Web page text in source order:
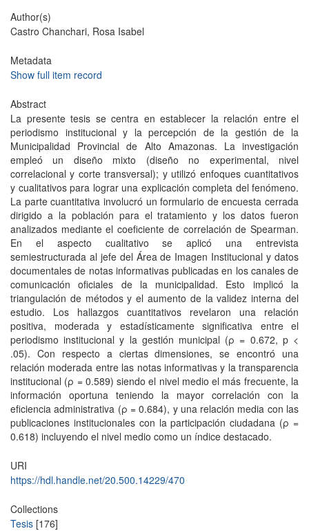
Author(s)
Castro Chanchari, Rosa Isabel
Metadata
Show full item record
Abstract
La presente tesis se centra en establecer la relación entre el
periodismo institucional y la percepción de la gestión de la
Municipalidad Provincial de Alto Amazonas. La investigación
empleó un diseño mixto (diseño no experimental, nivel
correlacional y corte transversal); y utilizó enfoques cuantitativos
y cualitativos para lograr una explicación completa del fenómeno.
La parte cuantitativa involucró un formulario de encuesta cerrada
dirigido a la población para el tratamiento y los datos fueron
analizados mediante el coeficiente de correlación de Spearman.
En el aspecto cualitativo se aplicó una entrevista
semiestructurada al jefe del Área de Imagen Institucional y datos
documentales de notas informativas publicadas en los canales de
comunicación oficiales de la municipalidad. Esto implicó la
triangulación de métodos y el aumento de la validez interna del
estudio. Los hallazgos cuantitativos revelaron una relación
positiva, moderada y estadísticamente significativa entre el
periodismo institucional y la gestión municipal (ρ = 0.672, p <
.05). Con respecto a ciertas dimensiones, se encontró una
relación moderada entre las notas informativas y la transparencia
institucional (ρ = 0.589) siendo el nivel medio el más frecuente, la
información oportuna teniendo la mayor correlación con la
eficiencia administrativa (ρ = 0.684), y una relación media con las
publicaciones institucionales con la participación ciudadana (ρ =
0.618) incluyendo el nivel medio como un índice destacado.
URI
https://hdl.handle.net/20.500.14229/470
Collections
Tesis [176]